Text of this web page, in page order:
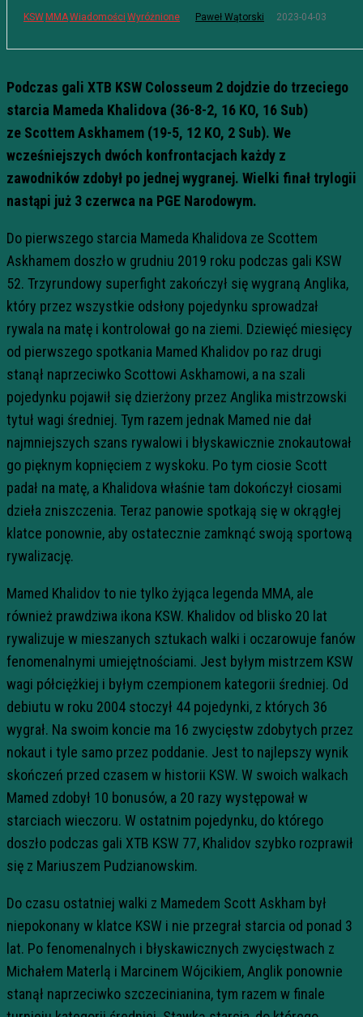
KSWMMAWiadomości Wyróżnione Paweł Wątorski 2023-04-03
Podczas gali XTB KSW Colosseum 2 dojdzie do trzeciego
starcia Mameda Khalidova (36-8-2, 16 KO, 16 Sub)
ze Scottem Askhamem (19-5, 12 KO, 2 Sub). We
wcześniejszych dwóch konfrontacjach każdy z
zawodników zdobył po jednej wygranej. Wielki finał trylogii
nastąpi już 3 czerwca na PGE Narodowym.
Do pierwszego starcia Mameda Khalidova ze Scottem
Askhamem doszło w grudniu 2019 roku podczas gali KSW
52. Trzyrundowy superfight zakończył się wygraną Anglika,
który przez wszystkie odsłony pojedynku sprowadzał
rywala na matę i kontrolował go na ziemi. Dziewięć miesięcy
od pierwszego spotkania Mamed Khalidov po raz drugi
stanął naprzeciwko Scottowi Askhamowi, a na szali
pojedynku pojawił się dzierżony przez Anglika mistrzowski
tytuł wagi średniej. Tym razem jednak Mamed nie dał
najmniejszych szans rywalowi i błyskawicznie znokautował
go pięknym kopnięciem z wyskoku. Po tym ciosie Scott
padał na matę, a Khalidova właśnie tam dokończył ciosami
dzieła zniszczenia. Teraz panowie spotkają się w okrągłej
klatce ponownie, aby ostatecznie zamknąć swoją sportową
rywalizację.
Mamed Khalidov to nie tylko żyjąca legenda MMA, ale
również prawdziwa ikona KSW. Khalidov od blisko 20 lat
rywalizuje w mieszanych sztukach walki i oczarowuje fanów
fenomenalnymi umiejętnościami. Jest byłym mistrzem KSW
wagi półciężkiej i byłym czempionem kategorii średniej. Od
debiutu w roku 2004 stoczył 44 pojedynki, z których 36
wygrał. Na swoim koncie ma 16 zwycięstw zdobytych przez
nokaut i tyle samo przez poddanie. Jest to najlepszy wynik
skończeń przed czasem w historii KSW. W swoich walkach
Mamed zdobył 10 bonusów, a 20 razy występował w
starciach wieczoru. W ostatnim pojedynku, do którego
doszło podczas gali XTB KSW 77, Khalidov szybko rozprawił
się z Mariuszem Pudzianowskim.
Do czasu ostatniej walki z Mamedem Scott Askham był
niepokonany w klatce KSW i nie przegrał starcia od ponad 3
lat. Po fenomenalnych i błyskawicznych zwycięstwach z
Michałem Materlą i Marcinem Wójcikiem, Anglik ponownie
stanął naprzeciwko szczecinianina, tym razem w finale